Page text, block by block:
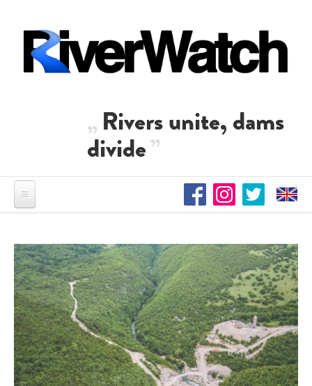
Rivers unite, dams
divide